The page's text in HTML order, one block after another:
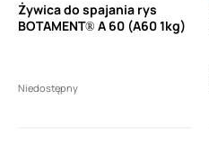
Żywica do spajania rys
BOTAMENT® A 60 (A60 1kg)
Niedostępny